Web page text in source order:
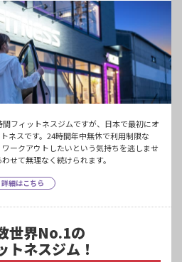
フィットネスジムですが、日本で最初にオ
ネスです。24時間年中無休で利用制限な
ークアウトしたいという気持ちを逃しませ
せて無理なく続けられます。
詳細はこちら
世界No.1の
トネスジム！